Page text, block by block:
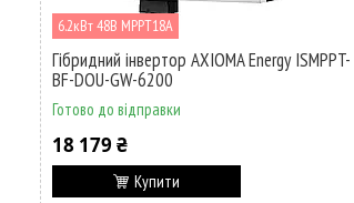
6.2кВт 48В MPPT18А
Гібридний інвертор AXIOMA Energy ISMPPT-
BF-DOU-GW-6200
Готово до відправки
18 179 ₴
Купити